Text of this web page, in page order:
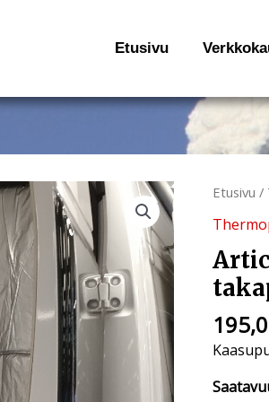
Etusivu
Etusivu /
Artic+
määrä